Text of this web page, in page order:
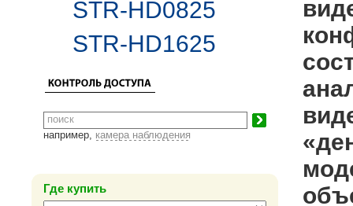
STR-HD0825
STR-HD1625
например, камера наблюдения
Где купить